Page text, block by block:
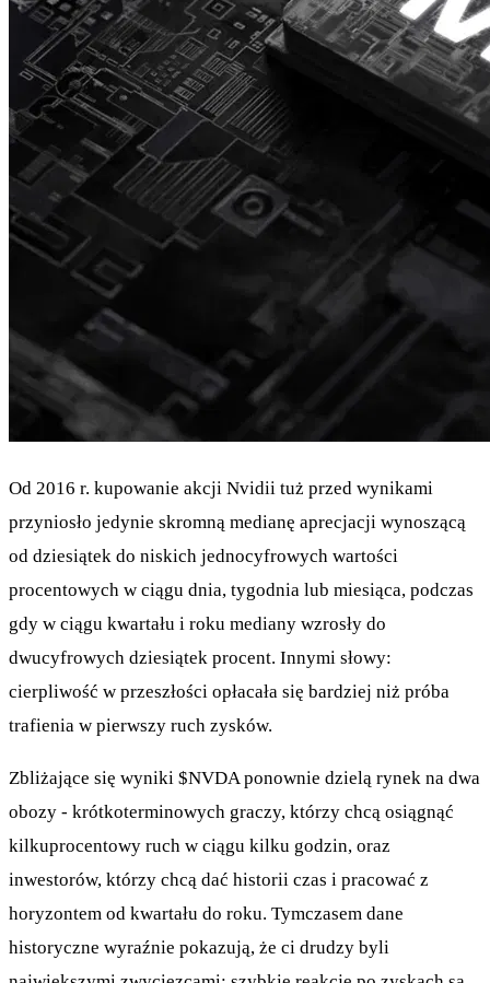
Od 2016 r. kupowanie akcji Nvidii tuż przed wynikami
przyniosło jedynie skromną medianę aprecjacji wynoszącą
od dziesiątek do niskich jednocyfrowych wartości
procentowych w ciągu dnia, tygodnia lub miesiąca, podczas
gdy w ciągu kwartału i roku mediany wzrosły do
dwucyfrowych dziesiątek procent. Innymi słowy:
cierpliwość w przeszłości opłacała się bardziej niż próba
trafienia w pierwszy ruch zysków.
Zbliżające się wyniki $NVDAponownie dzielą rynek na dwa
obozy - krótkoterminowych graczy, którzy chcą osiągnąć
kilkuprocentowy ruch w ciągu kilku godzin, oraz
inwestorów, którzy chcą dać historii czas i pracować z
horyzontem od kwartału do roku. Tymczasem dane
historyczne wyraźnie pokazują, że ci drudzy byli